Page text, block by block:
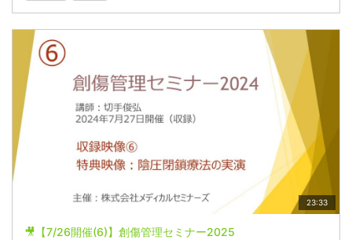
23:33
🎥【7/26開催(6)】創傷管理セミナー2025